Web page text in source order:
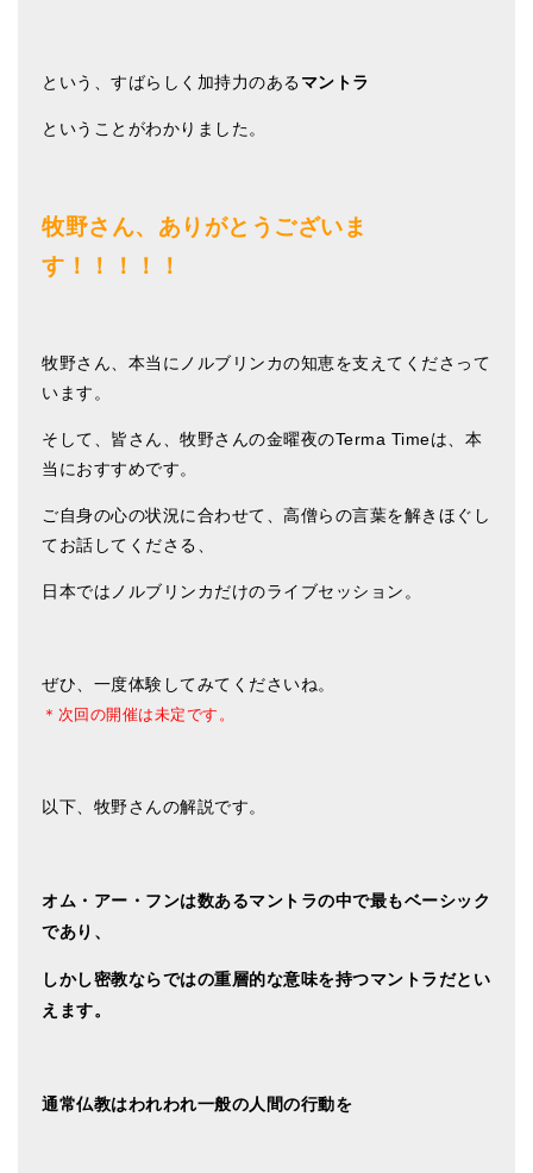
という、すばらしく加持力のあるマントラ
ということがわかりました。
牧野さん、ありがとうございま
す！！！！！
牧野さん、本当にノルブリンカの知恵を支えてくださって
います。
そして、皆さん、牧野さんの金曜夜のTerma Timeは、本
当におすすめです。
ご自身の心の状況に合わせて、高僧らの言葉を解きほぐし
てお話してくださる、
日本ではノルブリンカだけのライブセッション。
ぜひ、一度体験してみてくださいね。
＊次回の開催は未定です。
以下、牧野さんの解説です。
オム・アー・フンは数あるマントラの中で最もベーシック
であり、
しかし密教ならではの重層的な意味を持つマントラだとい
えます。
通常仏教はわれわれ一般の人間の行動を